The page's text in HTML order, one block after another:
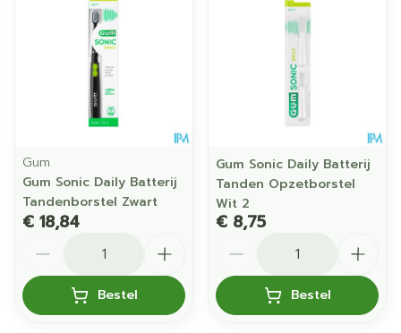
Gum
Gum Sonic Daily Batterij
Tandenborstel Zwart
€ 18,84
Bestel
Gum Sonic Daily Batterij
Tanden Opzetborstel
Wit 2
€ 8,75
Bestel